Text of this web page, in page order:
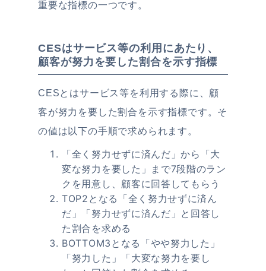
重要な指標の一つです。
CESはサービス等の利用にあたり、
顧客が努力を要した割合を示す指標
CESとはサービス等を利用する際に、顧
客が努力を要した割合を示す指標です。そ
の値は以下の手順で求められます。
「全く努力せずに済んだ」から「大
変な努力を要した」まで7段階のラン
クを用意し、顧客に回答してもらう
TOP2となる「全く努力せずに済ん
だ」「努力せずに済んだ」と回答し
た割合を求める
BOTTOM3となる「やや努力した」
「努力した」「大変な努力を要し